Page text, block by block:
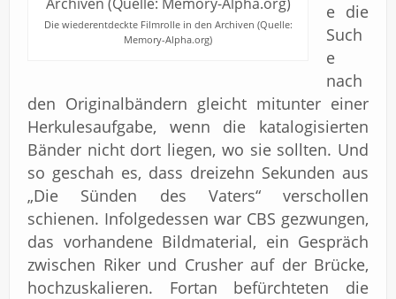
Die wiederentdeckte Filmrolle in den Archiven (Quelle:
Memory-Alpha.org)
e die
Such
e
nach
den Originalbändern gleicht mitunter einer
Herkulesaufgabe, wenn die katalogisierten
Bänder nicht dort liegen, wo sie sollten. Und
so geschah es, dass dreizehn Sekunden aus
„Die Sünden des Vaters“ verschollen
schienen. Infolgedessen war CBS gezwungen,
das vorhandene Bildmaterial, ein Gespräch
zwischen Riker und Crusher auf der Brücke,
hochzuskalieren. Fortan befürchteten die